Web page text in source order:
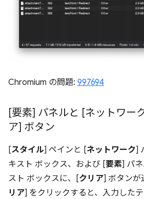
Chromium の問題: 997694
[要素] パネルと [ネットワー
ア] ボタン
[スタイル] ペインと [ネットワーク]
キスト ボックス、および [要素] パ
スト ボックスに、[クリア] ボタンが
リア] をクリックすると、入力した